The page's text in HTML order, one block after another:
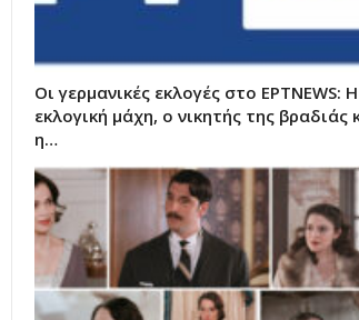
Οι γερμανικές εκλογές στο ΕΡΤNEWS: Η
εκλογική μάχη, ο νικητής της βραδιάς
η…